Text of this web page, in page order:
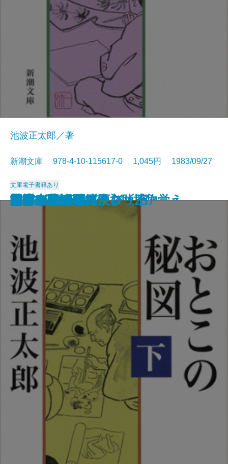
艶書
胡蝶の夢 一
胡蝶の夢 二
男子の本懐
かぼちゃの馬車
神隠し
消えた女―彫師伊之助捕物覚え―
風流太平記
おとこの秘図〔上〕
おとこの秘図〔中〕
池波正太郎／著
新潮文庫 978-4-10-115617-0 1,045円 1983/09/27
文庫電子書籍あり
おとこの秘図〔下〕
忍びの旗
さまざまな迷路
河童が覗いたヨーロッパ
幻の光
日本の昔話
死海のほとり
密会
洪水はわが魂に及び〔上〕
洪水はわが魂に及び〔下〕